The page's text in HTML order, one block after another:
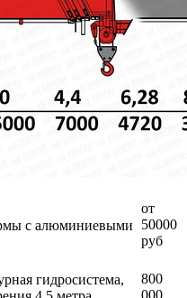
с алюминиевыми
от
50000
руб
гидросистема,
800
000